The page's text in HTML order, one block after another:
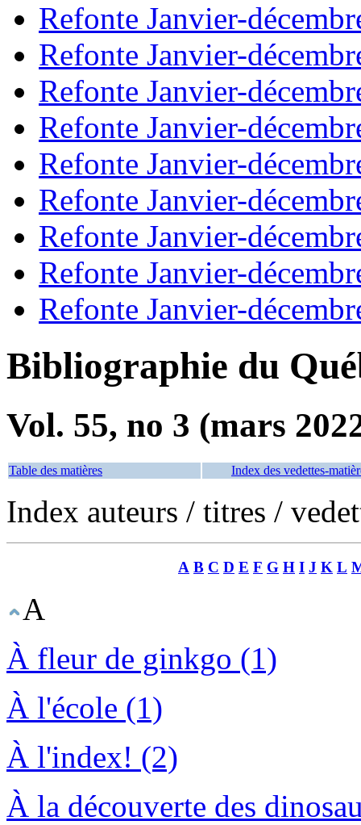
Refonte Janvier-
Refonte Janvier-
Refonte Janvier-
Refonte Janvier-
Refonte Janvier-
Refonte Janvier-
Refonte Janvier-
Refonte Janvier-
Refonte Janvier-
Bibliographie du
Vol. 55, no 3 (mars
Table des matières Index des vedettes-
Index auteurs / titres /
A B C D E F G H I J K L
A
À fleur de ginkgo (1)
À l'école (1)
À l'index! (2)
À la découverte des